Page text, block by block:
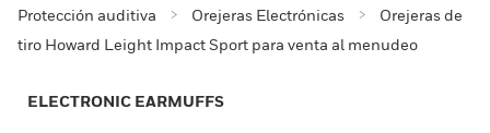
Protección auditiva
Orejeras Electrónicas
Orejeras de
tiro Howard Leight Impact Sport para venta al menudeo
ELECTRONIC EARMUFFS